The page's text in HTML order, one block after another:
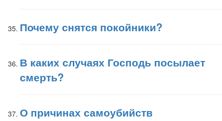
Почему снятся покойники?
В каких случаях Господь посылает
смерть?
О причинах самоубийств